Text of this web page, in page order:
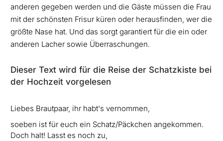
anderen gegeben werden und die Gäste müssen die Frau
mit der schönsten Frisur küren oder herausfinden, wer die
größte Nase hat. Und das sorgt garantiert für die ein oder
anderen Lacher sowie Überraschungen.
Dieser Text wird für die Reise der Schatzkiste bei
der Hochzeit vorgelesen
Liebes Brautpaar, ihr habt's vernommen,
soeben ist für euch ein Schatz/Päckchen angekommen.
Doch halt! Lasst es noch zu,